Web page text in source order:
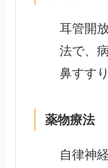
耳管開
法で、
鼻すす
薬物療法
自律神